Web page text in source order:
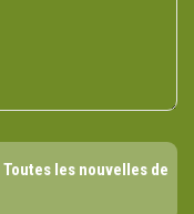
Toutes les nouvelles de